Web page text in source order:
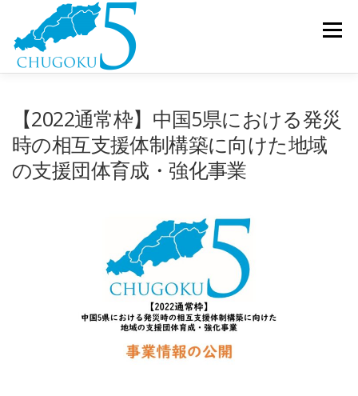
コンテンツへスキップ
メニュー
お知らせ お問い合わせ
【2022通常枠】中国5県における発災
時の相互支援体制構築に向けた地域
の支援団体育成・強化事業